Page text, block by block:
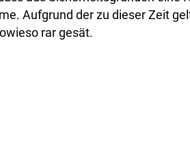
Aufgrund der zu dieser Zeit
rar gesät.